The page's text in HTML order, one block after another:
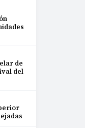
de
del